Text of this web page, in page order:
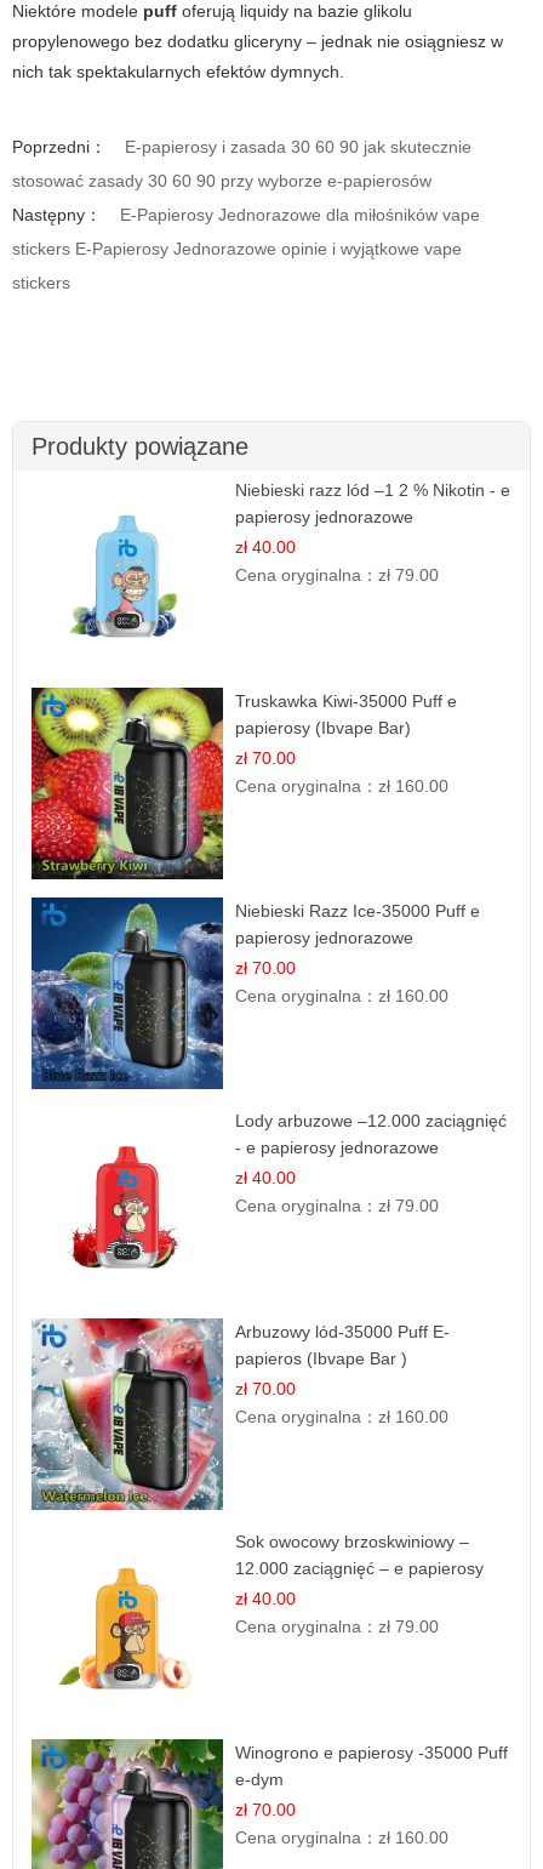
Niektóre modele puff oferują liquidy na bazie glikolu
propylenowego bez dodatku gliceryny – jednak nie osiągniesz w
nich tak spektakularnych efektów dymnych.
Poprzedni：
E-papierosy i zasada 30 60 90 jak skutecznie
stosować zasady 30 60 90 przy wyborze e-papierosów
Następny：
E-Papierosy Jednorazowe dla miłośników vape
stickers E-Papierosy Jednorazowe opinie i wyjątkowe vape
stickers
Produkty powiązane
Niebieski razz lód –1 2 % Nikotin - e
papierosy jednorazowe
zł 40.00
Cena oryginalna：zł 79.00
Truskawka Kiwi-35000 Puff e
papierosy (Ibvape Bar)
zł 70.00
Cena oryginalna：zł 160.00
Niebieski Razz Ice-35000 Puff e
papierosy jednorazowe
zł 70.00
Cena oryginalna：zł 160.00
Lody arbuzowe –12.000 zaciągnięć
- e papierosy jednorazowe
zł 40.00
Cena oryginalna：zł 79.00
Arbuzowy lód-35000 Puff E-
papieros (Ibvape Bar )
zł 70.00
Cena oryginalna：zł 160.00
Sok owocowy brzoskwiniowy –
12.000 zaciągnięć – e papierosy
jednorazowe
zł 40.00
Cena oryginalna：zł 79.00
Winogrono e papierosy -35000 Puff
e-dym
zł 70.00
Cena oryginalna：zł 160.00